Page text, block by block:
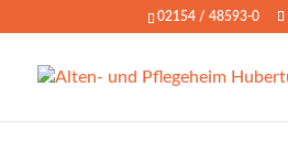
02154 / 48593-0